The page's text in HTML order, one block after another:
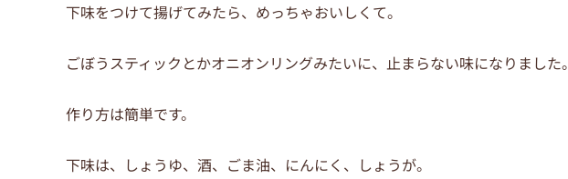
下味をつけて揚げてみたら、めっちゃおいしくて。
ごぼうスティックとかオニオンリングみたいに、止まらない味になりました。
作り方は簡単です。
下味は、しょうゆ、酒、ごま油、にんにく、しょうが。